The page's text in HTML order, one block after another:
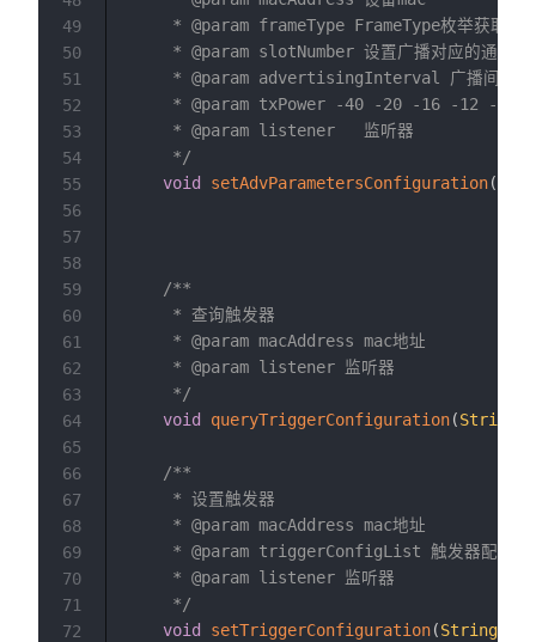
* @param frameType FrameType枚举获取
     * @param slotNumber 设置广播对应的通道值
* @param advertisingInterval 广播间隔
* @param txPower -40 -20 -16 -12 -8 -
     * @param listener   监听器
     */
void
setAdvParametersConfiguration(
/**
     * 查询触发器
     * @param macAddress mac地址
     * @param listener 监听器
     */
void
queryTriggerConfiguration(String
/**
     * 设置触发器
     * @param macAddress mac地址
* @param triggerConfigList 触发器配置数
     * @param listener 监听器
     */
void
setTriggerConfiguration(String
49
50
51
52
53
54
55
56
57
58
59
60
61
62
63
64
65
66
67
68
69
70
71
72